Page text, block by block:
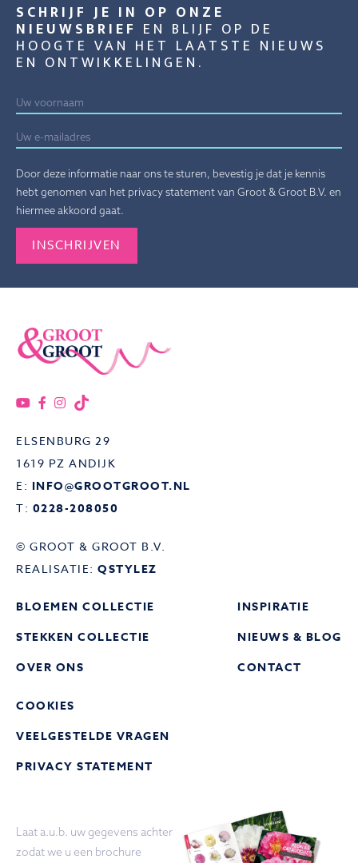
SCHRIJF JE IN OP ONZE
NIEUWSBRIEF EN BLIJF OP DE
HOOGTE VAN HET LAATSTE NIEUWS
EN ONTWIKKELINGEN.
Door deze informatie naar ons te sturen, bevestig je dat je kennis
hebt genomen van het privacy statement van Groot & Groot B.V. en
hiermee akkoord gaat.
ELSENBURG 29
1619 PZ ANDIJK
E: INFO@GROOTGROOT.NL
T: 0228-208050
© GROOT & GROOT B.V.
REALISATIE: QSTYLEZ
BLOEMEN COLLECTIE
STEKKEN COLLECTIE
OVER ONS
INSPIRATIE
NIEUWS & BLOG
CONTACT
COOKIES
VEELGESTELDE VRAGEN
PRIVACY STATEMENT
Laat a.u.b. uw gegevens achter
zodat we u een brochure